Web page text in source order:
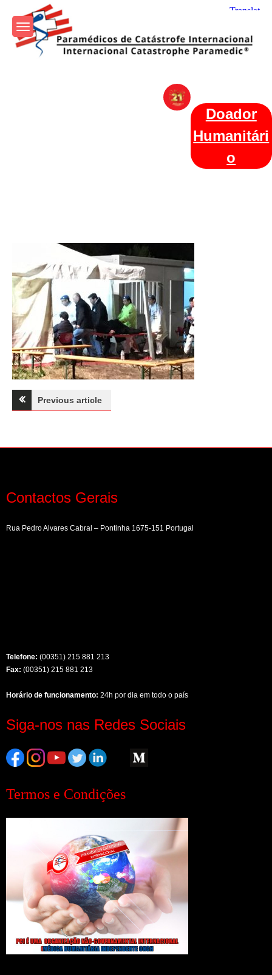
content
Internacional
Doador
Humanitári
o
Navegação
artigos
Previous article
Contactos Gerais
Rua Pedro Alvares Cabral – Pontinha 1675-151 Portugal
Telefone: (00351) 215 881 213
Fax: (00351) 215 881 213
Horário de funcionamento: 24h por dia em todo o país
Siga-nos nas Redes Sociais
Termos e Condições